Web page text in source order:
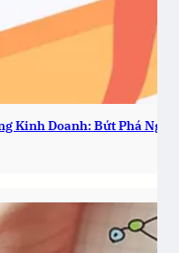
Kinh Doanh: Bứt Phá Ngay!